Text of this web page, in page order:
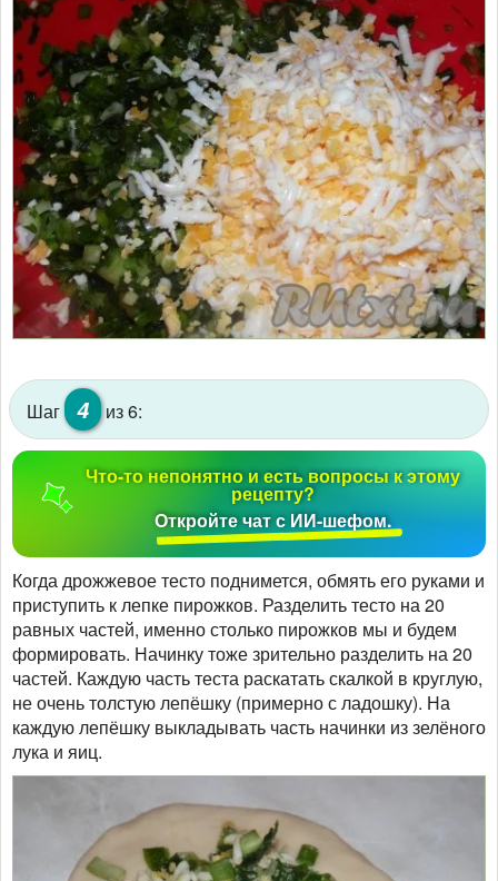
Шаг 4 из 6:
Что-то непонятно и есть вопросы к этому
рецепту?
Откройте чат с ИИ-шефом.
Когда дрожжевое тесто поднимется, обмять его руками и
приступить к лепке пирожков. Разделить тесто на 20
равных частей, именно столько пирожков мы и будем
формировать. Начинку тоже зрительно разделить на 20
частей. Каждую часть теста раскатать скалкой в круглую,
не очень толстую лепёшку (примерно с ладошку). На
каждую лепёшку выкладывать часть начинки из зелёного
лука и яиц.